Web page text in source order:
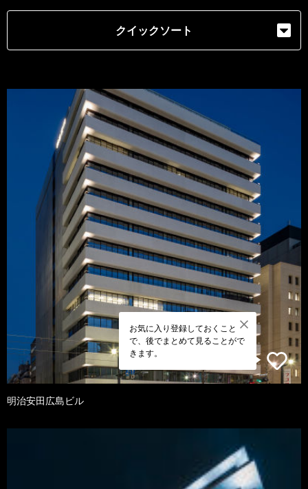
クイックソート
お気に入り登録しておくこと
で、後でまとめて見ることがで
きます。
明治安田広島ビル